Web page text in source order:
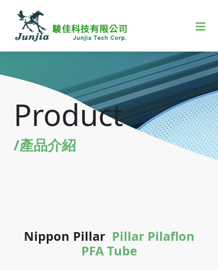
Product
/產品介紹
Nippon Pillar Pillar Pilaflon
PFA Tube